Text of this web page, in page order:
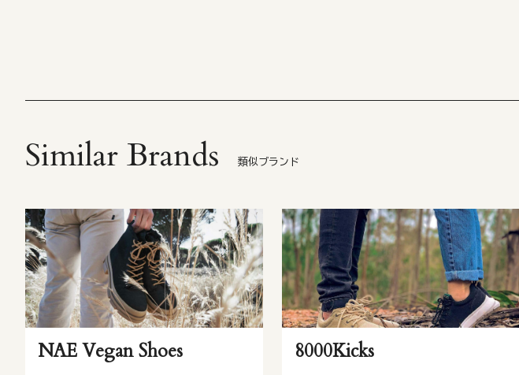
Similar Brands 類似ブランド
NAE Vegan Shoes 8000Kicks